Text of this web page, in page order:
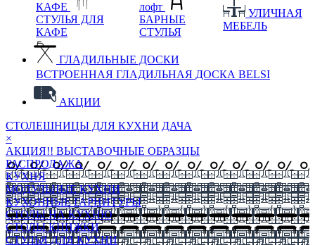
КАФЕ
СТУЛЬЯ ДЛЯ
КАФЕ
лофт
БАРНЫЕ
СТУЛЬЯ
УЛИЧНАЯ
МЕБЕЛЬ
ГЛАДИЛЬНЫЕ ДОСКИ
ВСТРОЕННАЯ ГЛАДИЛЬНАЯ ДОСКА BELSI
АКЦИИ
СТОЛЕШНИЦЫ ДЛЯ КУХНИ ДАЧА
×
АКЦИЯ!! ВЫСТАВОЧНЫЕ ОБРАЗЦЫ
РАСПРОДАЖА
КУХНЯ
МОДУЛЬНЫЕ КУХНИ
КУХОННЫЕ ГАРНИТУРЫ
СТОЛЫ НА КУХНЮ
СТОЛЫ КНИЖКИ
СТУЛЬЯ ДЛЯ КУХНИ